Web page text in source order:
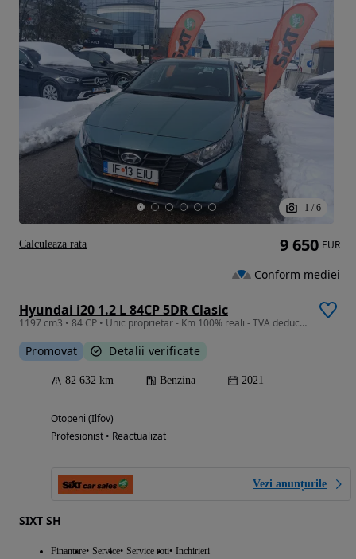
1 / 6
Hyundai i20 1.2 L 84CP 5DR Clasic
1197 cm3 • 84 CP • Unic proprietar - Km 100% reali - TVA deductibil
Promovat Detalii verificate
82 632 km Benzina 2021
Otopeni (Ilfov)
Profesionist • Reactualizat
Vezi anunțurile
SIXT SH
Finantare Service Service roti Inchirieri
9 650 EUR
Conform mediei
Calculeaza rata